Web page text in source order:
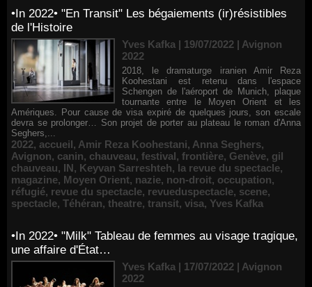
•In 2022• "En Transit" Les bégaiements (ir)résistibles
de l'Histoire
Yves Kafka | 19/07/2022 | Avignon
2022
2018, le dramaturge iranien Amir Reza
Koohestani est retenu dans l'espace
Schengen de l'aéroport de Munich, plaque
tournante entre le Moyen Orient et les
Amériques. Pour cause de visa expiré de quelques jours, son escale
devra se prolonger… Son projet de porter au plateau le roman d'Anna
Seghers,...
2022, accueil, Amir Reza Koohestani, Anna Seghers,
Avignon, canin, chauveau, festival, frontière, Genève, gil
chauveau, IN, Keyvan Sarreshteh, la revue du spectacle,
magazine, Moyen Orient, nazie, non-droit, occupation,
réfugié, revue du spectacle, revueduspectacle, scene,
spectacle, Téhéran, theatre, transit, visa, Yves Kafka
•In 2022• "Milk" Tableau de femmes au visage tragique,
une affaire d'État…
Yves Kafka | 17/07/2022 | Avignon
2022